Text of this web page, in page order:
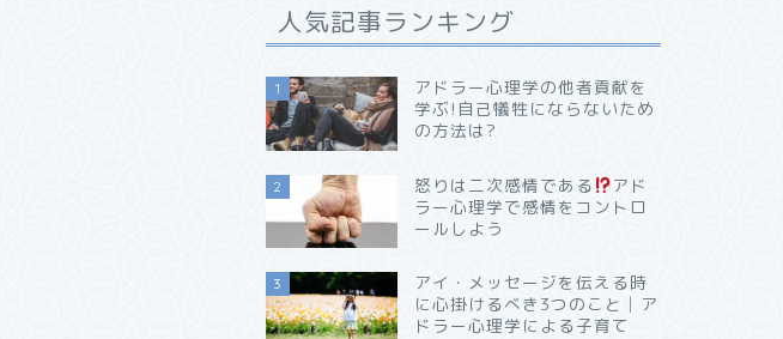
人気記事ランキング
1
アドラー心理学の他者貢献を
学ぶ!自己犠牲にならないため
の方法は?
2 怒りは二次感情である
アド
ラー心理学で感情をコントロ
ールしよう
3
アイ・メッセージを伝える時
に心掛けるべき3つのこと│ア
ドラー心理学による子育て